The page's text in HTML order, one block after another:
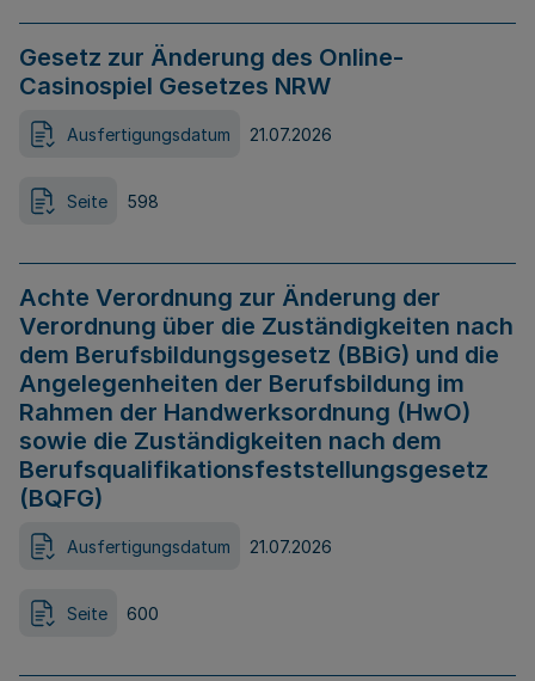
Gesetz zur Änderung des Online-
Casinospiel Gesetzes NRW
Ausfertigungsdatum 21.07.2026
Seite 598
Achte Verordnung zur Änderung der
Verordnung über die Zuständigkeiten nach
dem Berufsbildungsgesetz (BBiG) und die
Angelegenheiten der Berufsbildung im
Rahmen der Handwerksordnung (HwO)
sowie die Zuständigkeiten nach dem
Berufsqualifikationsfeststellungsgesetz
(BQFG)
Ausfertigungsdatum 21.07.2026
Seite 600